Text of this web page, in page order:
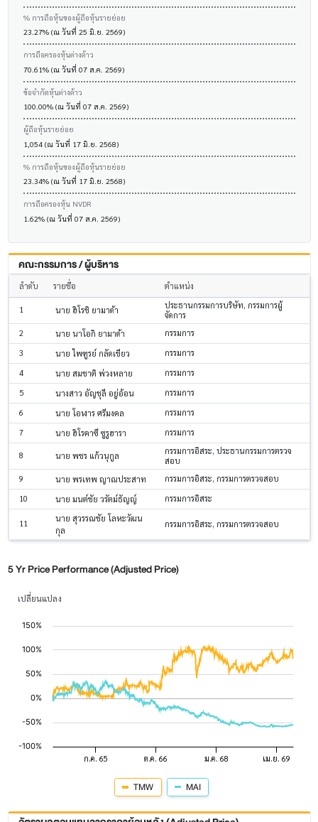
% การถือหุ้นของผู้ถือหุ้นรายย่อย
23.27% (ณ วันที่ 25 มิ.ย. 2569)
การถือครองหุ้นต่างด้าว
70.61% (ณ วันที่ 07 ส.ค. 2569)
ข้อจำกัดหุ้นต่างด้าว
100.00% (ณ วันที่ 07 ส.ค. 2569)
ผู้ถือหุ้นรายย่อย
1,054 (ณ วันที่ 17 มิ.ย. 2568)
% การถือหุ้นของผู้ถือหุ้นรายย่อย
23.34% (ณ วันที่ 17 มิ.ย. 2568)
การถือครองหุ้น NVDR
1.62% (ณ วันที่ 07 ส.ค. 2569)
คณะกรรมการ / ผู้บริหาร
ลำดับ รายชื่อ ตำแหน่ง
1 นาย ฮิโรชิ ยามาด้า
ประธานกรรมการบริษัท, กรรมการผู้
จัดการ
2
นาย นาโอกิ ยามาด้า
กรรมการ
3
นาย ไพฑูรย์ กลัดเขียว
กรรมการ
4
นาย สมชาติ พ่วงหลาย
กรรมการ
5
นางสาว อัญชุลี อยู่อ้อน
กรรมการ
6
นาย โอฬาร ศรีมงคล
กรรมการ
7
นาย ฮิโรคาซึ ซูรูฮารา กรรมการ
8 นาย พชร แก้วนุกูล
กรรมการอิสระ, ประธานกรรมการตรวจ
สอบ
9
นาย พรเทพ ญาณประสาท
กรรมการอิสระ, กรรมการตรวจสอบ
10
นาย มนต์ชัย วรัตม์ธัญญ์ กรรมการอิสระ
11
นาย สุวรรณชัย โลหะวัฒน
กุล
กรรมการอิสระ, กรรมการตรวจสอบ
5 Yr Price Performance (Adjusted Price)
เปลี่ยนแปลง
TMW MAI